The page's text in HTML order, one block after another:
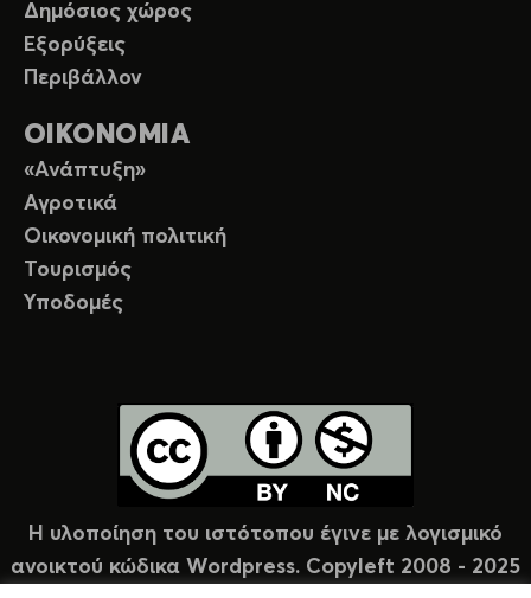
Δημόσιος χώρος
Εξορύξεις
Περιβάλλον
ΟΙΚΟΝΟΜΙΑ
«Ανάπτυξη»
Αγροτικά
Οικονομική πολιτική
Τουρισμός
Υποδομές
Η υλοποίηση του ιστότοπου έγινε με λογισμικό
ανοικτού κώδικα Wordpress. Copyleft 2008 - 2025